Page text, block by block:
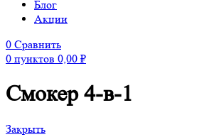
Блог
Акции
0 Сравнить
0 пунктов 0,00 ₽
Смокер 4-в-1
Закрыть